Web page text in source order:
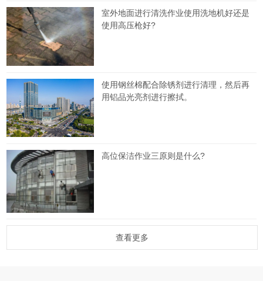
室外地面进行清洗作业使用洗地机好还是
使用高压枪好?
使用钢丝棉配合除锈剂进行清理，然后再
用铝品光亮剂进行擦拭。
高位保洁作业三原则是什么?
查看更多